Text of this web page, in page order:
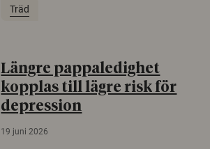
Träd
Längre pappaledighet
kopplas till lägre risk för
depression
19 juni 2026